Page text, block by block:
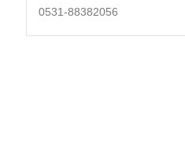
0531-88382056